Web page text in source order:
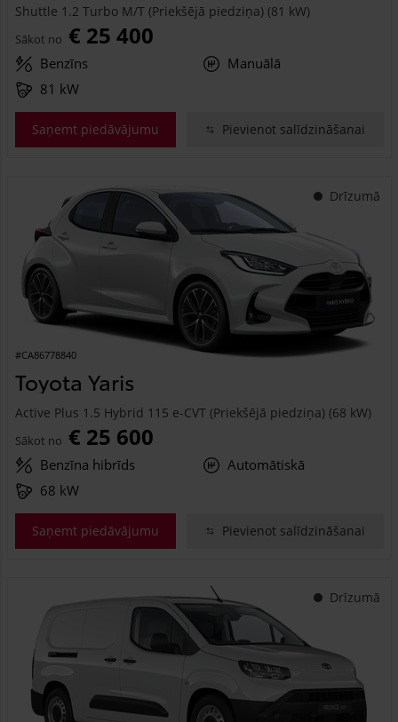
Shuttle 1.2 Turbo M/T (Priekšējā piedziņa) (81 kW)
Sākot no € 25 400
Benzīns
Manuālā
81 kW
Saņemt piedāvājumu Pievienot salīdzināšanai
Drīzumā
#CA86778840
Toyota Yaris
Active Plus 1.5 Hybrid 115 e-CVT (Priekšējā piedziņa) (68 kW)
Sākot no € 25 600
Benzīna hibrīds
Automātiskā
68 kW
Saņemt piedāvājumu Pievienot salīdzināšanai
Drīzumā